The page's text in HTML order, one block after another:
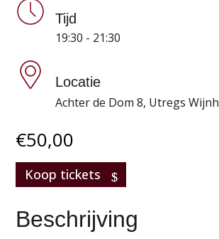
Tijd
19:30 - 21:30
Locatie
Achter de Dom 8, Utregs
€50,00
Koop tickets
Beschrijving